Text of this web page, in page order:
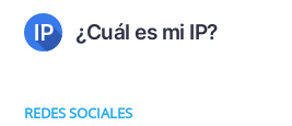
¿Cuál es mi IP?
REDES SOCIALES